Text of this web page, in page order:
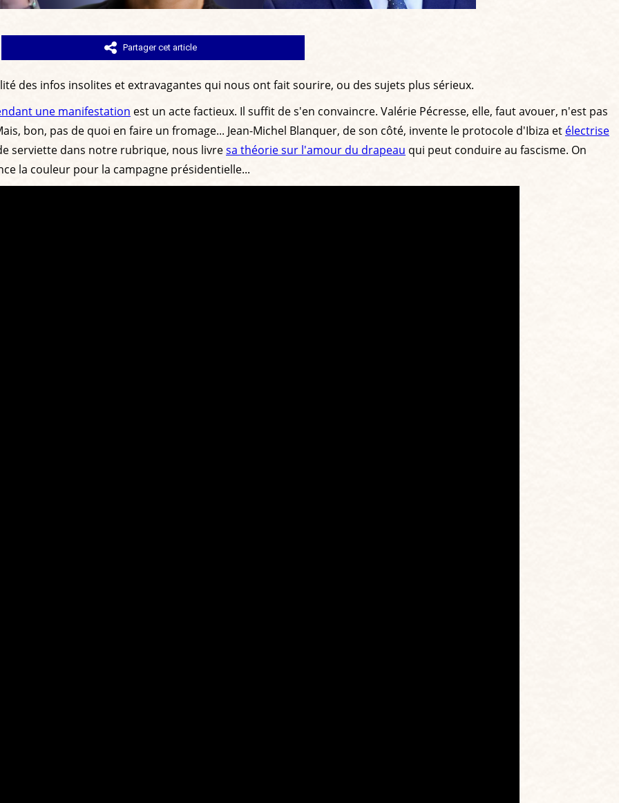
Partager cet article
des infos insolites et extravagantes qui nous ont fait sourire, ou des sujets plus sérieux.
une manifestation est un acte factieux. Il suffit de s'en convaincre. Valérie Pécresse, elle, faut avouer, n'est pas
bon, pas de quoi en faire un fromage... Jean-Michel Blanquer, de son côté, invente le protocole d'Ibiza et électrise
serviette dans notre rubrique, nous livresa théorie sur l'amour du drapeau qui peut conduire au fascisme. On
la couleur pour la campagne présidentielle...